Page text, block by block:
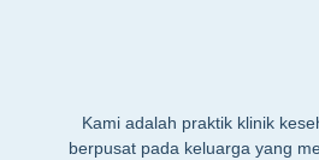
Kami adalah praktik klinik
berpusat pada keluarga yang